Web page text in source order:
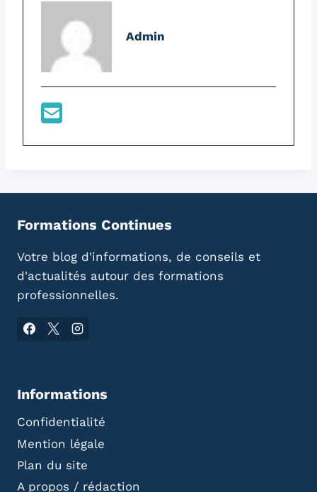
Admin
Formations Continues
Votre blog d'informations, de conseils et
d'actualités autour des formations
professionnelles.
Informations
Confidentialité
Mention légale
Plan du site
A propos / rédaction